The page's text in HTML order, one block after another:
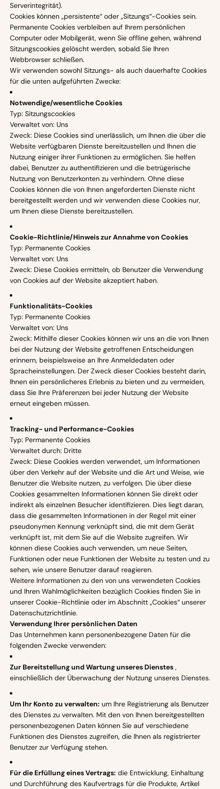
Serverintegrität).
Cookies können „persistente“ oder „Sitzungs“-Cookies sein.
Permanente Cookies verbleiben auf Ihrem persönlichen
Computer oder Mobilgerät, wenn Sie offline gehen, während
Sitzungscookies gelöscht werden, sobald Sie Ihren
Webbrowser schließen.
Wir verwenden sowohl Sitzungs- als auch dauerhafte Cookies
für die unten aufgeführten Zwecke:
Notwendige/wesentliche Cookies
Typ: Sitzungscookies
Verwaltet von: Uns
Zweck: Diese Cookies sind unerlässlich, um Ihnen die über die
Website verfügbaren Dienste bereitzustellen und Ihnen die
Nutzung einiger ihrer Funktionen zu ermöglichen. Sie helfen
dabei, Benutzer zu authentifizieren und die betrügerische
Nutzung von Benutzerkonten zu verhindern. Ohne diese
Cookies können die von Ihnen angeforderten Dienste nicht
bereitgestellt werden und wir verwenden diese Cookies nur,
um Ihnen diese Dienste bereitzustellen.
Cookie-Richtlinie/Hinweis zur Annahme von Cookies
Typ: Permanente Cookies
Verwaltet von: Uns
Zweck: Diese Cookies ermitteln, ob Benutzer die Verwendung
von Cookies auf der Website akzeptiert haben.
Funktionalitäts-Cookies
Typ: Permanente Cookies
Verwaltet von: Uns
Zweck: Mithilfe dieser Cookies können wir uns an die von Ihnen
bei der Nutzung der Website getroffenen Entscheidungen
erinnern, beispielsweise an Ihre Anmeldedaten oder
Spracheinstellungen. Der Zweck dieser Cookies besteht darin,
Ihnen ein persönlicheres Erlebnis zu bieten und zu vermeiden,
dass Sie Ihre Präferenzen bei jeder Nutzung der Website
erneut eingeben müssen.
Tracking- und Performance-Cookies
Typ: Permanente Cookies
Verwaltet durch: Dritte
Zweck: Diese Cookies werden verwendet, um Informationen
über den Verkehr auf der Website und die Art und Weise, wie
Benutzer die Website nutzen, zu verfolgen. Die über diese
Cookies gesammelten Informationen können Sie direkt oder
indirekt als einzelnen Besucher identifizieren. Dies liegt daran,
dass die gesammelten Informationen in der Regel mit einer
pseudonymen Kennung verknüpft sind, die mit dem Gerät
verknüpft ist, mit dem Sie auf die Website zugreifen. Wir
können diese Cookies auch verwenden, um neue Seiten,
Funktionen oder neue Funktionen der Website zu testen und zu
sehen, wie unsere Benutzer darauf reagieren.
Weitere Informationen zu den von uns verwendeten Cookies
und Ihren Wahlmöglichkeiten bezüglich Cookies finden Sie in
unserer Cookie-Richtlinie oder im Abschnitt „Cookies“ unserer
Datenschutzrichtlinie.
Verwendung Ihrer persönlichen Daten
Das Unternehmen kann personenbezogene Daten für die
folgenden Zwecke verwenden:
Zur Bereitstellung und Wartung unseres Dienstes ,
einschließlich der Überwachung der Nutzung unseres Dienstes.
Um Ihr Konto zu verwalten: um Ihre Registrierung als Benutzer
des Dienstes zu verwalten. Mit den von Ihnen bereitgestellten
personenbezogenen Daten können Sie auf verschiedene
Funktionen des Dienstes zugreifen, die Ihnen als registrierter
Benutzer zur Verfügung stehen.
Für die Erfüllung eines Vertrags: die Entwicklung, Einhaltung
und Durchführung des Kaufvertrags für die Produkte, Artikel